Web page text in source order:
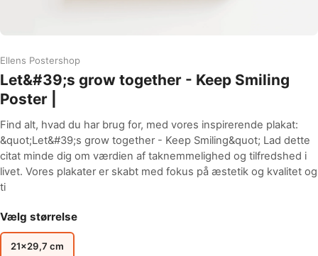
Ellens Postershop
Let&#39;s grow together - Keep Smiling
Poster |
Find alt, hvad du har brug for, med vores inspirerende plakat:
&quot;Let&#39;s grow together - Keep Smiling&quot; Lad dette
citat minde dig om værdien af taknemmelighed og tilfredshed i
livet. Vores plakater er skabt med fokus på æstetik og kvalitet og
ti
Vælg størrelse
21x29,7 cm